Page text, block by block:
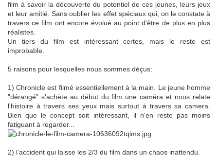
film à savoir la découverte du potentiel de ces jeunes, leurs jeux
et leur amitié. Sans oublier les effet spéciaux qui, on le constate à
travers ce film ont encore évolué au point d'être de plus en plus
réalistes.
Un tiers du film est intéressant certes, mais le reste est
improbable.
5 raisons pour lesquelles nous sommes déçus:
1) Chronicle est filmé essentiellement à la main. Le jeune homme
"dérangé" s'achète au début du film une caméra et nous relate
l'histoire à travers ses yeux mais surtout à travers sa camera.
Bien que le concept soit intéressant, il n'en reste pas moins
fatiguant à regarder...
2) l'accident qui laisse les 2/3 du film dans un chaos inattendu.